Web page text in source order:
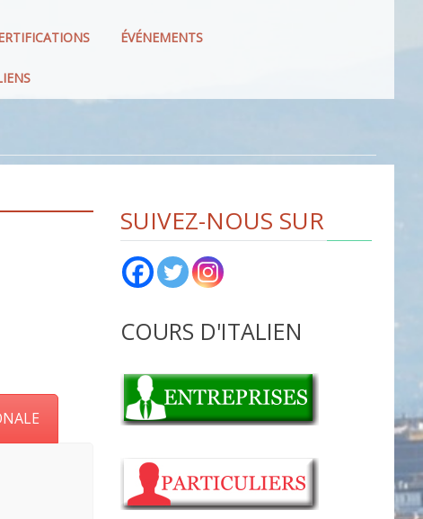
ÉVÉNEMENTS
SUIVEZ-NOUS SUR
COURS D'ITALIEN